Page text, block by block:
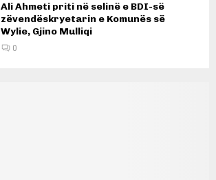
Ali Ahmeti priti në selinë e BDI-së
zëvendëskryetarin e Komunës së
Wylie, Gjino Mulliqi
0